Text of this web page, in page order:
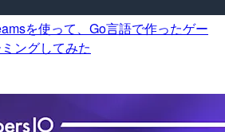
を使って、Go言語で作ったゲー
ングしてみた